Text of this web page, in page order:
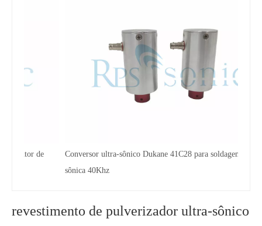
Conversor ultra-sônico Dukane 41C28 para soldagem ultra-
sônica 40Khz
revestimento de pulverizador ultra-sônico